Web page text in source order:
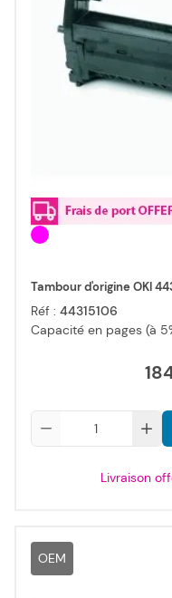
Tambour d'origine OKI
Réf : 44315106
Capacité en pages (à
Livraison
OEM